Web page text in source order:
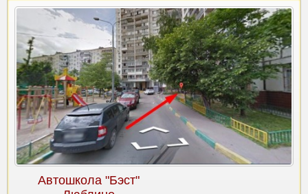
Автошкола "Бэст"